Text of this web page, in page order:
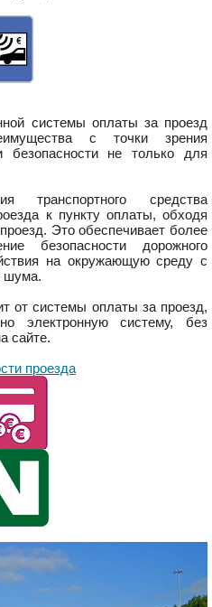
системы оплаты за проезд
с точки зрения
безопасности не только для
транспортного средства
к пункту оплаты, обходя
Это обеспечивает более
безопасности дорожного
на окружающую среду с
шума.
от системы оплаты за проезд,
электронную систему, без
сайте.
проезда